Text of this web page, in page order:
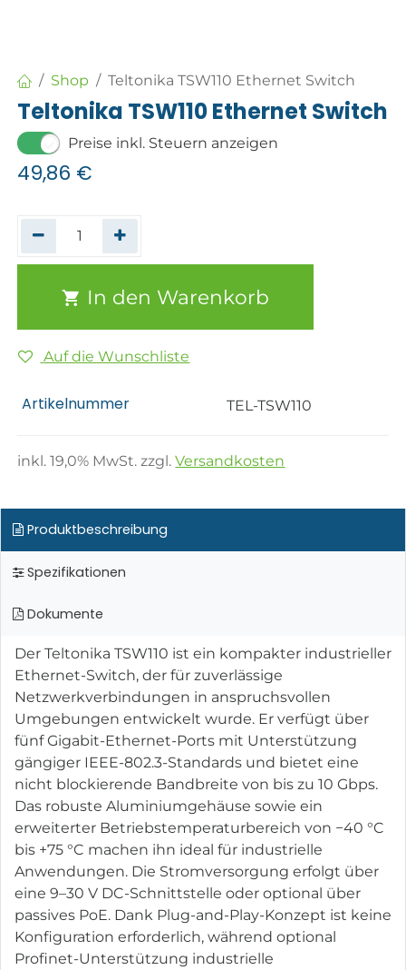
Shop Teltonika TSW110 Ethernet Switch
Teltonika TSW110 Ethernet Switch
Preise inkl. Steuern anzeigen
49,86 €
In den Warenkorb
Auf die Wunschliste
Artikelnummer TEL-TSW110
inkl.19,0% MwSt. zzgl.Versandkosten
Produktbeschreibung
Spezifikationen
Dokumente
Der Teltonika TSW110 ist ein kompakter industrieller
Ethernet-Switch, der für zuverlässige
Netzwerkverbindungen in anspruchsvollen
Umgebungen entwickelt wurde. Er verfügt über
fünf Gigabit-Ethernet-Ports mit Unterstützung
gängiger IEEE-802.3-Standards und bietet eine
nicht blockierende Bandbreite von bis zu 10 Gbps.
Das robuste Aluminiumgehäuse sowie ein
erweiterter Betriebstemperaturbereich von −40 °C
bis +75 °C machen ihn ideal für industrielle
Anwendungen. Die Stromversorgung erfolgt über
eine 9–30 V DC-Schnittstelle oder optional über
passives PoE. Dank Plug-and-Play-Konzept ist keine
Konfiguration erforderlich, während optional
Profinet-Unterstützung industrielle